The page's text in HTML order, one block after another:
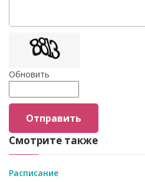
Обновить
Отправить
Смотрите также
Расписание